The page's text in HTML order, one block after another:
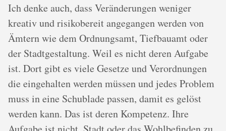
Ich denke auch, dass Veränderungen weniger
kreativ und risikobereit angegangen werden von
Ämtern wie dem Ordnungsamt, Tiefbauamt oder
der Stadtgestaltung. Weil es nicht deren Aufgabe
ist. Dort gibt es viele Gesetze und Verordnungen
die eingehalten werden müssen und jedes Problem
muss in eine Schublade passen, damit es gelöst
werden kann. Das ist deren Kompetenz. Ihre